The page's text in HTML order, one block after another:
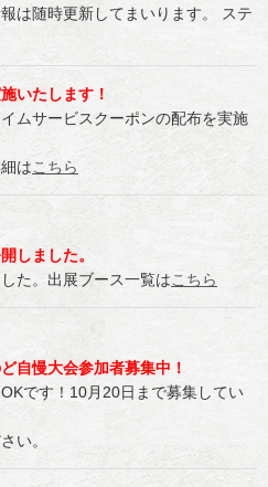
は随時更新してまいります。 ステ
いたします！
ムサービスクーポンの配布を実施
はこちら
しました。
た。出展ブース一覧はこちら
自慢大会参加者募集中！
です！10月20日まで募集してい
い。